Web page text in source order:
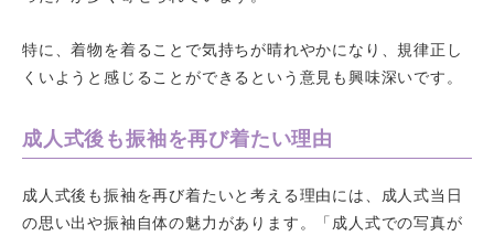
特に、着物を着ることで気持ちが晴れやかになり、規律正し
くいようと感じることができるという意見も興味深いです。
成人式後も振袖を再び着たい理由
成人式後も振袖を再び着たいと考える理由には、成人式当日
の思い出や振袖自体の魅力があります。「成人式での写真が